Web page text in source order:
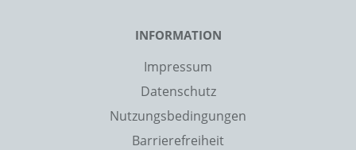
INFORMATION
Impressum
Datenschutz
Nutzungsbedingungen
Barrierefreiheit